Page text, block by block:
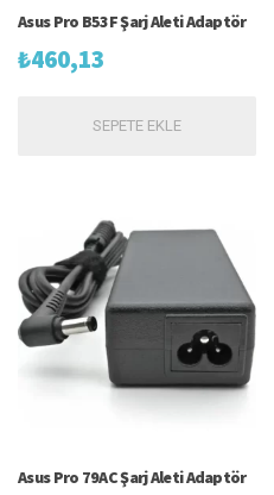
Asus Pro B53F Şarj Aleti Adaptör
₺460,13
SEPETE EKLE
Asus Pro 79AC Şarj Aleti Adaptör